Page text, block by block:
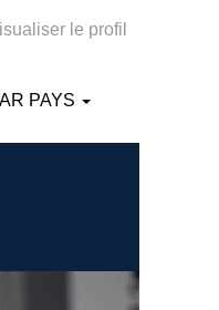
le profil
PAYS